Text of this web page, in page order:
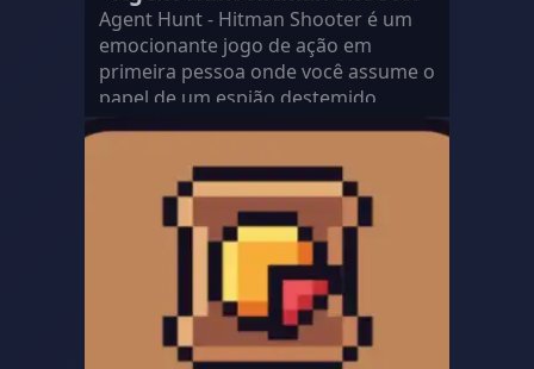
Agent Hunt - Hitman Shooter é um
emocionante jogo de ação em
primeira pessoa onde você assume o
papel de um espião destemido.
Enfrente missões intensas de…